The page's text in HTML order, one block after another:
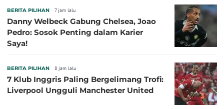
BERITA PILIHAN 7 jam lalu
Danny Welbeck Gabung Chelsea, Joao
Pedro: Sosok Penting dalam Karier
Saya!
BERITA PILIHAN 8 jam lalu
7 Klub Inggris Paling Bergelimang Trofi:
Liverpool Ungguli Manchester United